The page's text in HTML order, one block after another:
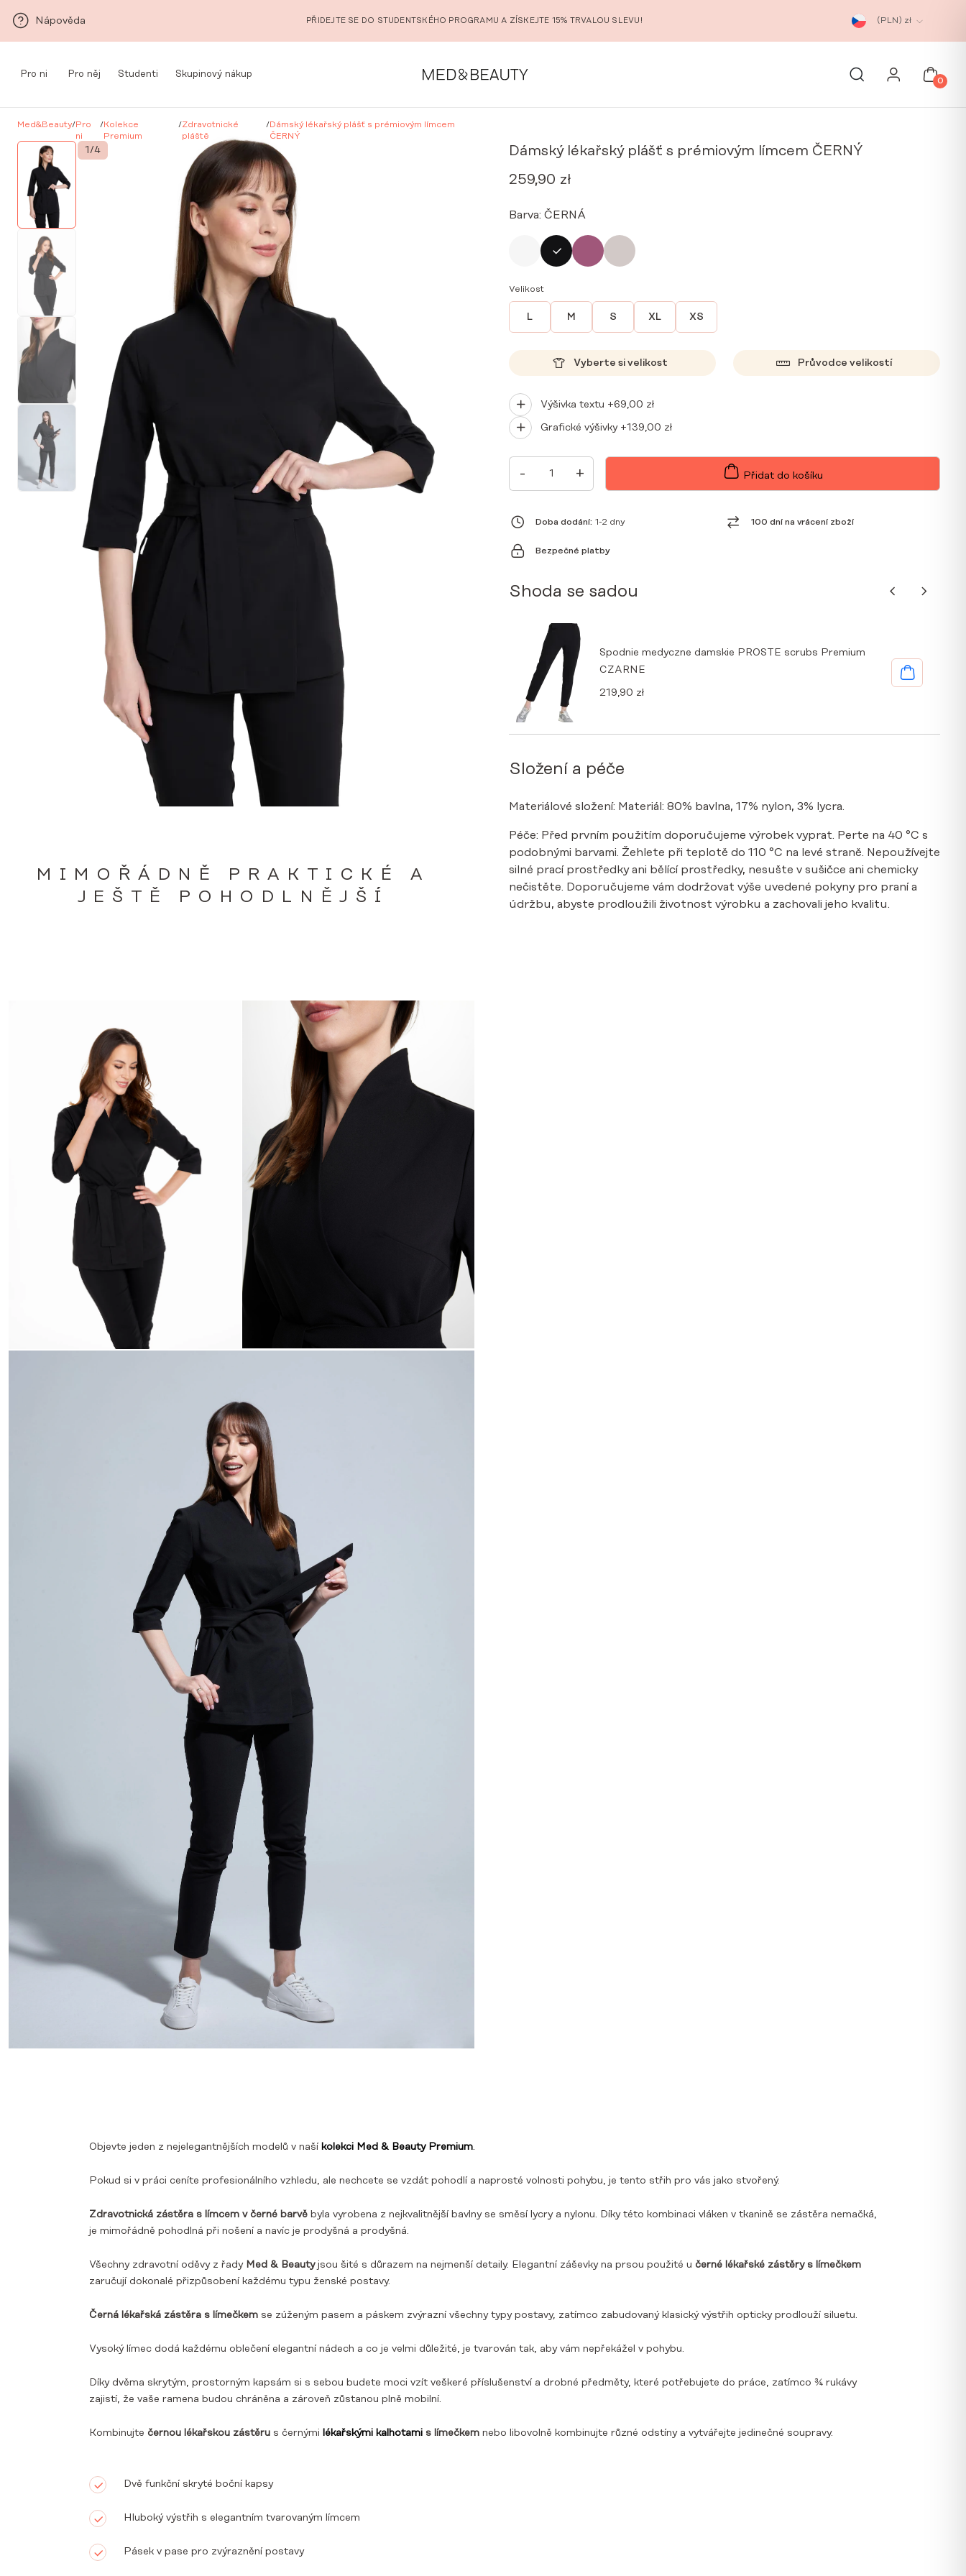
Nápověda PŘIDEJTE SE DO STUDENTSKÉHO PROGRAMU A ZÍSKEJTE 15% TRVALOU SLEVU! (PLN) zł
Pro ni Pro něj Studenti Skupinový nákup
0
Med&Beauty/Pro
ni
/Kolekce
Premium
/Zdravotnické
pláště
/Dámský lékařský plášť s prémiovým límcem
ČERNÝ
1/4
MIMOŘÁDNĚ PRAKTICKÉ A
JEŠTĚ POHODLNĚJŠÍ
Dámský lékařský plášť s prémiovým límcem ČERNÝ
259,90 zł
Barva: ČERNÁ
Velikost
L M S XL XS
Vyberte si velikost Průvodce velikostí
Výšivka textu +69,00 zł
Grafické výšivky +139,00 zł
-
DÁMSKÝ
LÉKAŘSKÝ
LÍMCEM
ČERNÝ
MNOŽSTVÍ
+ Přidat do košíku
Doba dodání: 1-2 dny 100 dní na vrácení zboží
Bezpečné platby
Shoda se sadou
Spodnie medyczne damskie PROSTE scrubs Premium
CZARNE
219,90 zł
Složení a péče
Materiálové složení: Materiál: 80% bavlna, 17% nylon, 3% lycra.
Péče: Před prvním použitím doporučujeme výrobek vyprat. Perte na 40 °C s
podobnými barvami. Žehlete při teplotě do 110 °C na levé straně. Nepoužívejte
silné prací prostředky ani bělící prostředky, nesušte v sušičce ani chemicky
nečistěte. Doporučujeme vám dodržovat výše uvedené pokyny pro praní a
údržbu, abyste prodloužili životnost výrobku a zachovali jeho kvalitu.
Objevte jeden z nejelegantnějších modelů v naší kolekci Med & Beauty Premium.
Pokud si v práci ceníte profesionálního vzhledu, ale nechcete se vzdát pohodlí a naprosté volnosti pohybu, je tento střih pro vás jako stvořený.
Zdravotnická zástěra s límcem v černé barvě byla vyrobena z nejkvalitnější bavlny se směsí lycry a nylonu. Díky této kombinaci vláken v tkanině se zástěra nemačká,
je mimořádně pohodlná při nošení a navíc je prodyšná a prodyšná.
Všechny zdravotní oděvy z řady Med & Beautyjsou šité s důrazem na nejmenší detaily. Elegantní záševky na prsou použité u černé lékařské zástěry s límečkem
zaručují dokonalé přizpůsobení každému typu ženské postavy.
Černá lékařská zástěra s límečkem se zúženým pasem a páskem zvýrazní všechny typy postavy, zatímco zabudovaný klasický výstřih opticky prodlouží siluetu.
Vysoký límec dodá každému oblečení elegantní nádech a co je velmi důležité, je tvarován tak, aby vám nepřekážel v pohybu.
Díky dvěma skrytým, prostorným kapsám si s sebou budete moci vzít veškeré příslušenství a drobné předměty, které potřebujete do práce, zatímco ¾ rukávy
zajistí, že vaše ramena budou chráněna a zároveň zůstanou plně mobilní.
Kombinujte černou lékařskou zástěru s černými lékařskými kalhotami s límečkem nebo libovolně kombinujte různé odstíny a vytvářejte jedinečné soupravy.
Dvě funkční skryté boční kapsy
Hluboký výstřih s elegantním tvarovaným límcem
Pásek v pase pro zvýraznění postavy